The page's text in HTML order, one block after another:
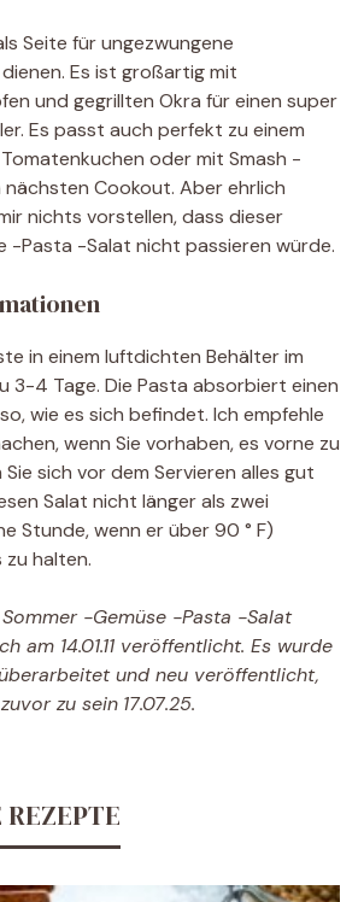
Seite für ungezwungene
Es ist großartig mit
und gegrillten Okra für einen super
Es passt auch perfekt zu einem
oder mit Smash -
nächsten Cookout. Aber ehrlich
nichts vorstellen, dass dieser
-Pasta -Salat nicht passieren würde.
in einem luftdichten Behälter im
3-4 Tage. Die Pasta absorbiert einen
wie es sich befindet. Ich empfehle
wenn Sie vorhaben, es vorne zu
sich vor dem Servieren alles gut
Salat nicht länger als zwei
Stunde, wenn er über 90 ° F)
zu halten.
-Gemüse -Pasta -Salat
am 14.01.11 veröffentlicht. Es wurde
und neu veröffentlicht,
zu sein 17.07.25.